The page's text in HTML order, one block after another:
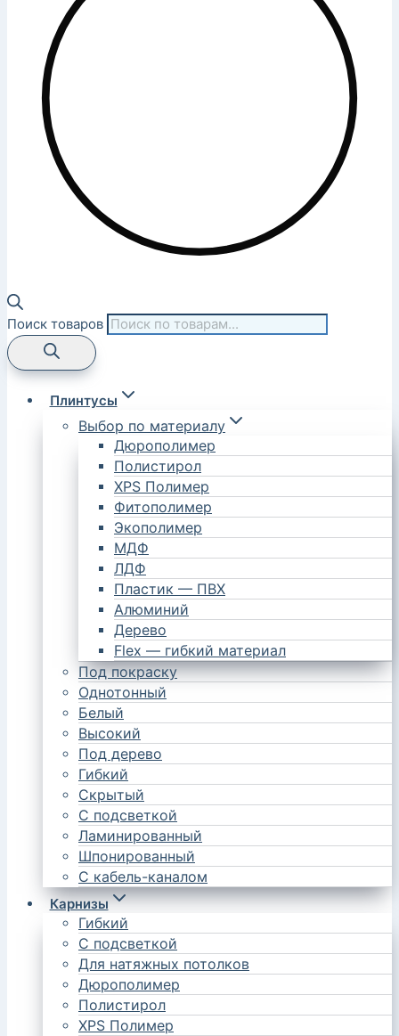
Поиск товаров
Плинтусы
Выбор по материалу
Дюрополимер
Полистирол
XPS Полимер
Фитополимер
Экополимер
МДФ
ЛДФ
Пластик — ПВХ
Алюминий
Дерево
Flex — гибкий материал
Под покраску
Однотонный
Белый
Высокий
Под дерево
Гибкий
Скрытый
С подсветкой
Ламинированный
Шпонированный
С кабель-каналом
Карнизы
Гибкий
С подсветкой
Для натяжных потолков
Дюрополимер
Полистирол
XPS Полимер